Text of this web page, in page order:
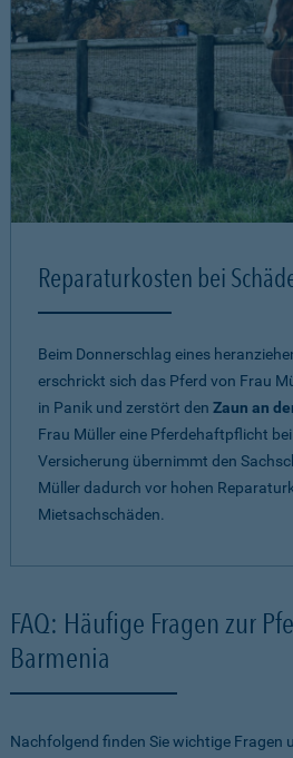
Reparaturkosten bei
Beim Donnerschlag eines
erschrickt sich das Pferd von Frau
in Panik und zerstört den Zaun an
Frau Müller eine Pferdehaftpflicht
Versicherung übernimmt den
Müller dadurch vor hohen
Mietsachschäden.
FAQ: Häufige Fragen zur
Barmenia
Nachfolgend finden Sie wichtige Fragen